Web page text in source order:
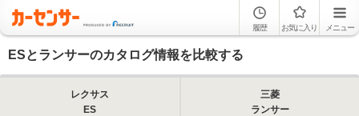
履歴 お気に入り メニュー
ESとランサーのカタログ情報を比較する
レクサス
ES
三菱
ランサー